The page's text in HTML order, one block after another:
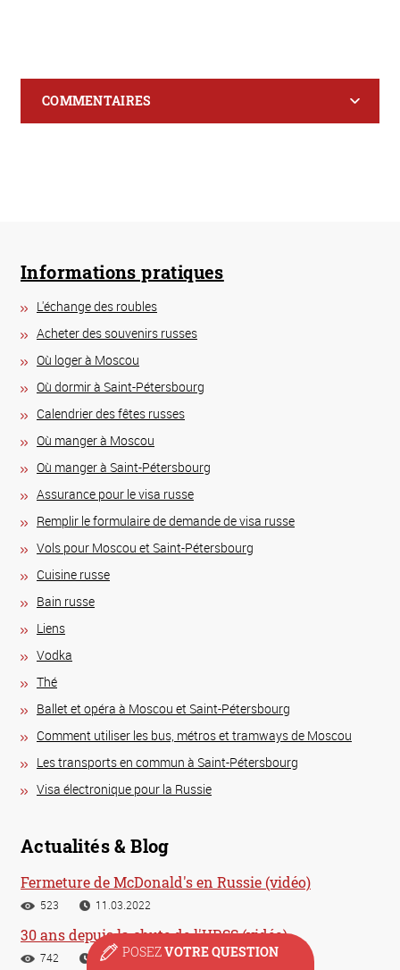
COMMENTAIRES
Informations pratiques
L'échange des roubles
Acheter des souvenirs russes
Où loger à Moscou
Où dormir à Saint-Pétersbourg
Calendrier des fêtes russes
Où manger à Moscou
Où manger à Saint-Pétersbourg
Assurance pour le visa russe
Remplir le formulaire de demande de visa russe
Vols pour Moscou et Saint-Pétersbourg
Сuisine russe
Bain russe
Liens
Vodka
Thé
Ballet et opéra à Moscou et Saint-Pétersbourg
Comment utiliser les bus, métros et tramways de Moscou
Les transports en commun à Saint-Pétersbourg
Visa électronique pour la Russie
Actualités & Blog
Fermeture de McDonald's en Russie (vidéo)
523 11.03.2022
30 ans depuis la chute de l'URSS (vidéo)
742 26.12.2021
POSEZVOTRE QUESTION